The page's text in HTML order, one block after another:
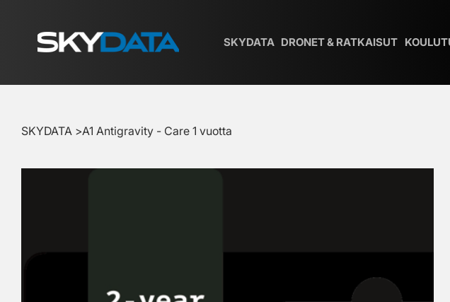
SKYDATA DRONET & RATKAISUT
SKYDATA >A1 Antigravity - Care 1 vuotta